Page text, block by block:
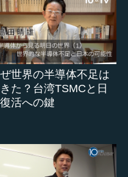
世界の半導体不足は
た？台湾TSMCと日
活への鍵